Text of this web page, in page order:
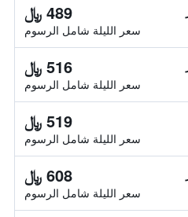
489 ﷼
سعر الليلة شامل الرسوم
516 ﷼
سعر الليلة شامل الرسوم
519 ﷼
سعر الليلة شامل الرسوم
608 ﷼
سعر الليلة شامل الرسوم